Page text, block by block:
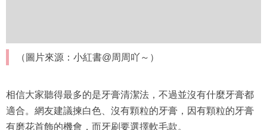
（圖片來源：小紅書@周周吖～）
相信大家聽得最多的是牙膏清潔法，不過並沒有什麼牙膏都
適合。網友建議揀白色、沒有顆粒的牙膏，因有顆粒的牙膏
有磨花首飾的機會，而牙刷要選擇軟毛款。